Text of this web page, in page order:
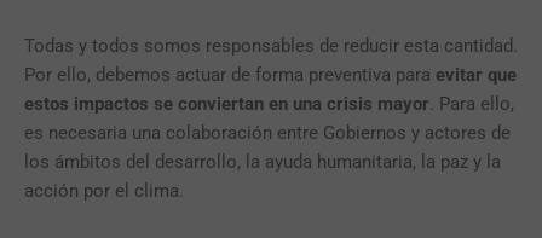
Todas y todos somos responsables de reducir esta cantidad.
Por ello, debemos actuar de forma preventiva para evitar que
estos impactos se conviertan en una crisis mayor. Para ello,
es necesaria una colaboración entre Gobiernos y actores de
los ámbitos del desarrollo, la ayuda humanitaria, la paz y la
acción por el clima.